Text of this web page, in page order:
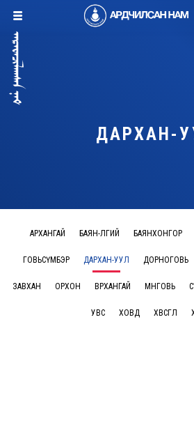
ДАРХАН-
АРХАНГАЙ БАЯН-ӨЛГИЙ БАЯНХОНГОР
ГОВЬСҮМБЭР ДАРХАН-УУЛ ДОРНОГОВЬ
ЗАВХАН ОРХОН ӨВӨРХАНГАЙ ӨМНӨГОВЬ
УВС ХОВД ХӨВСГӨЛ